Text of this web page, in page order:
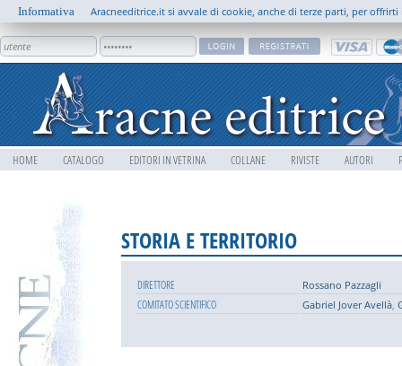
HOME CATALOGO EDITORI IN VETRINA COLLANE RIVISTE AUTORI
STORIA E TERRITORIO
DIRETTORE Rossano Pazzagli
COMITATO SCIENTIFICO Gabriel Jover Avellà,
Informativa Aracneeditrice.it si avvale di cookie, anche di terze parti, per